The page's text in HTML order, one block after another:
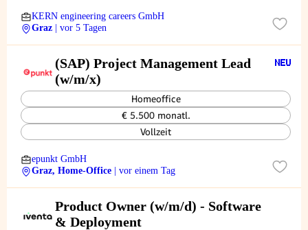
KERN engineering careers GmbH
Graz
| vor 5 Tagen
(SAP) Project Management Lead
(w/m/x)
Homeoffice
€ 5.500 monatl.
Vollzeit
epunkt GmbH
Graz, Home-Office
| vor einem Tag
Product Owner (w/m/d) - Software
& Deployment